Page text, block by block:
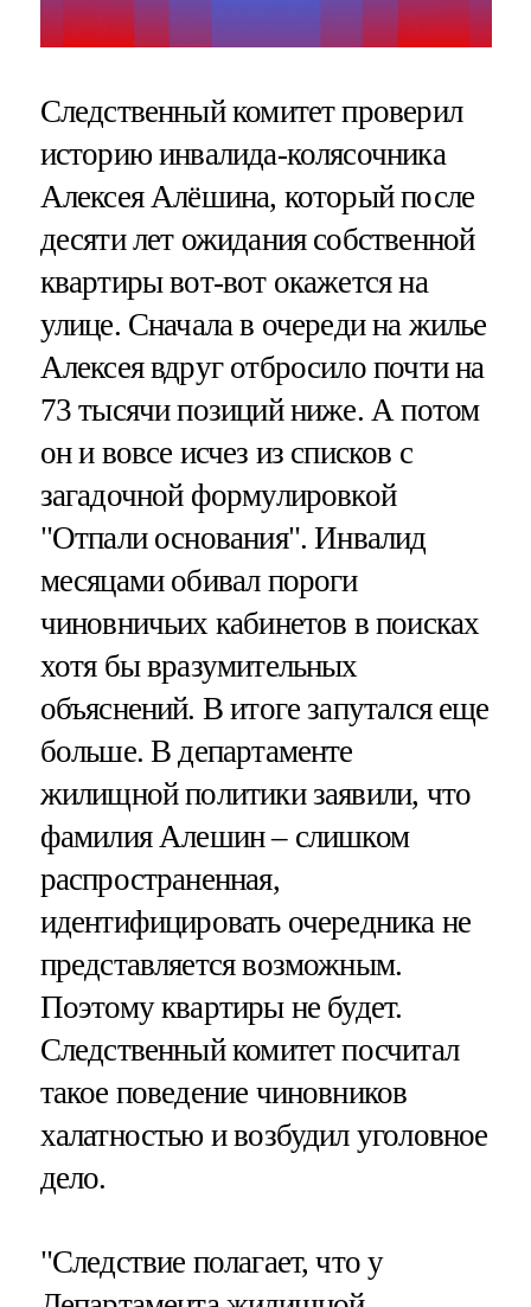
Следственный комитет проверил
историю инвалида-колясочника
Алексея Алёшина, который после
десяти лет ожидания собственной
квартиры вот-вот окажется на
улице. Сначала в очереди на жилье
Алексея вдруг отбросило почти на
73 тысячи позиций ниже. А потом
он и вовсе исчез из списков с
загадочной формулировкой
"Отпали основания". Инвалид
месяцами обивал пороги
чиновничьих кабинетов в поисках
хотя бы вразумительных
объяснений. В итоге запутался еще
больше. В департаменте
жилищной политики заявили, что
фамилия Алешин – слишком
распространенная,
идентифицировать очередника не
представляется возможным.
Поэтому квартиры не будет.
Следственный комитет посчитал
такое поведение чиновников
халатностью и возбудил уголовное
дело.
"Следствие полагает, что у